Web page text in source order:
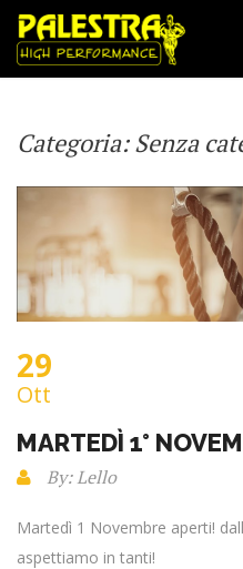
Categoria:Senza
29
Ott
MARTEDÌ 1°
By: Lello
Martedì 1 Novembre aperti!
aspettiamo in tanti!